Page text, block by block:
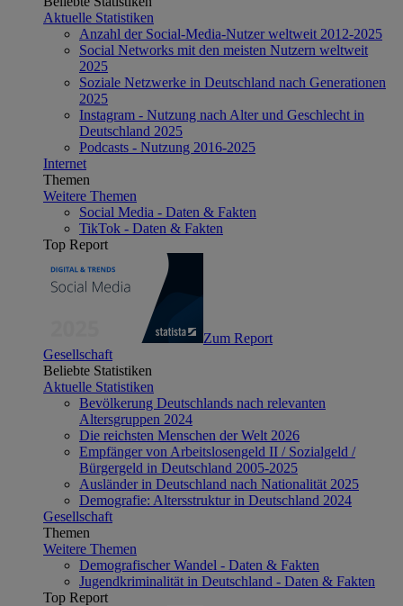
Aktuelle Statistiken
Anzahl der Social-Media-Nutzer weltweit 2012-2025
Social Networks mit den meisten Nutzern weltweit
2025
Soziale Netzwerke in Deutschland nach Generationen
2025
Instagram - Nutzung nach Alter und Geschlecht in
Deutschland 2025
Podcasts - Nutzung 2016-2025
Internet
Themen
Weitere Themen
Social Media - Daten & Fakten
TikTok - Daten & Fakten
Top Report
Zum Report
Gesellschaft
Beliebte Statistiken
Aktuelle Statistiken
Bevölkerung Deutschlands nach relevanten
Altersgruppen 2024
Die reichsten Menschen der Welt 2026
Empfänger von Arbeitslosengeld II / Sozialgeld /
Bürgergeld in Deutschland 2005-2025
Ausländer in Deutschland nach Nationalität 2025
Demografie: Altersstruktur in Deutschland 2024
Gesellschaft
Themen
Weitere Themen
Demografischer Wandel - Daten & Fakten
Jugendkriminalität in Deutschland - Daten & Fakten
Top Report